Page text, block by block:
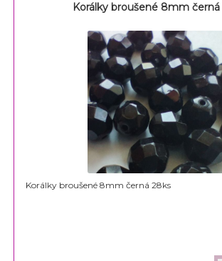
Korálky broušené 8mm
Korálky broušené 8mm černá 28ks